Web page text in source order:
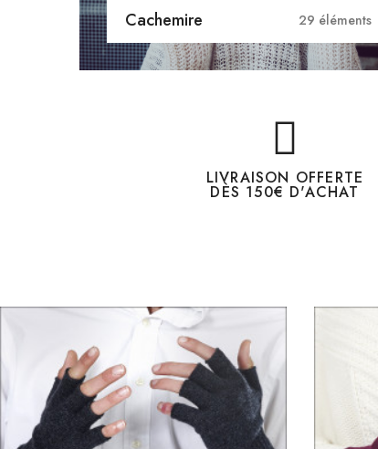
Cachemire 29 éléments
LIVRAISON OFFERTE
DÈS 150€ D'ACHAT